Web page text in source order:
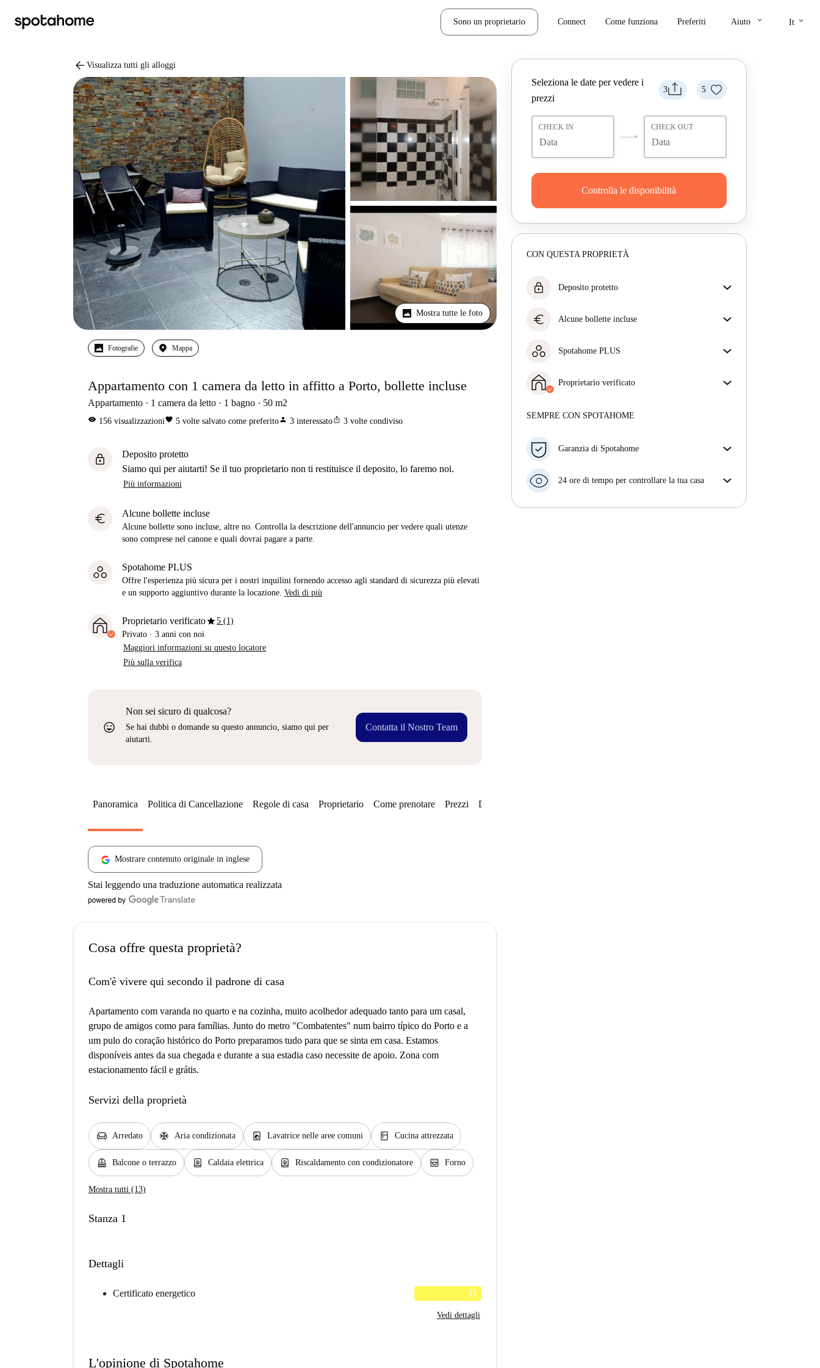
Sono un proprietario Connect Come funziona Preferiti Aiuto keyboard_arrow_down It keyboard_arrow_down
arrow_back Visualizza tutti gli alloggi
Mostra tutte le foto
Fotografie Mappa
Appartamento con 1 camera da letto in affitto a Porto, bollette incluse
Appartamento 1 camera da letto 1 bagno 50 m2
visibility 156 visualizzazionifavorite 5 volte salvato come preferitoperson 3 interessatoios_share 3 volte condiviso
lock
Deposito protetto
Siamo qui per aiutarti! Se il tuo proprietario non ti restituisce il deposito, lo faremo noi.
Più informazioni
euro Alcune bollette incluse
Alcune bollette sono incluse, altre no. Controlla la descrizione dell'annuncio per vedere quali utenze
sono comprese nel canone e quali dovrai pagare a parte.
Spotahome PLUS
Offre l'esperienza più sicura per i nostri inquilini fornendo accesso agli standard di sicurezza più elevati
e un supporto aggiuntivo durante la locazione. Vedi di più
Proprietario verificatostar5 (1)
Privato · 3 anni con noi
Maggiori informazioni su questo locatore
Più sulla verifica
sentiment_very_satisfied
Non sei sicuro di qualcosa?
Se hai dubbi o domande su questo annuncio, siamo qui per
aiutarti.
Contatta il Nostro Team
3 5
Seleziona le date per vedere i
prezzi
CHECK IN CHECK OUT
Controlla le disponibilità
CON QUESTA PROPRIETÀ
lock Deposito protetto
restituisce il deposito, lo faremo noi.
euro Alcune bollette incluse
descrizione dell'annuncio per vedere quali utenze
Spotahome PLUS
fornendo accesso agli standard di sicurezza più
elevati e un supporto aggiuntivo durante la
Proprietario verificato
Maggiori informazioni su questo locatore
SEMPRE CON SPOTAHOME
Garanzia di Spotahome
con breve preavviso, noi A) ti pagheremo un hotel e
B) ti rimborseremo totalmente
24 ore di tempo per controllare la tua casa
Panoramica Politica di Cancellazione Regole di casa Proprietario Come prenotare Prezzi Disponibilità
Mostrare contenuto originale in inglese
Stai leggendo una traduzione automatica realizzata
Cosa offre questa proprietà?
Com'è vivere qui secondo il padrone di casa
Apartamento com varanda no quarto e na cozinha, muito acolhedor adequado tanto para um casal,
grupo de amigos como para famílias. Junto do metro "Combatentes" num bairro típico do Porto e a
um pulo do coração histórico do Porto preparamos tudo para que se sinta em casa. Estamos
disponíveis antes da sua chegada e durante a sua estadia caso necessite de apoio. Zona com
estacionamento fácil e grátis.
Servizi della proprietà
chair Arredato ac_unit Aria condizionata local_laundry_service Lavatrice nelle aree comuni kitchen Cucina attrezzata
balcony Balcone o terrazzo water_heater Caldaia elettrica water_heater Riscaldamento con condizionatore oven_gen Forno
Mostra tutti (13)
Stanza 1
Dettagli
Certificato energetico D
Vedi dettagli
L'opinione di Spotahome